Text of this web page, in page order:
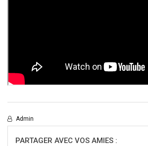
Admin
PARTAGER AVEC VOS AMIES :